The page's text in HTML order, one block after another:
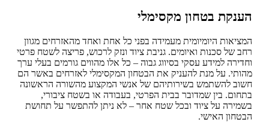
הענקת בטחון מקסימלי
המציאות היומיומית מעמידה בפני כל אחת ואחד מהאזרחים מגוון
רחב של סכנות ואיומים. גניבת ציוד ונזק לרכוש, פריצה לשטח פרטי
וחדירה למידע עסקי בסיווג גבוה – כל אלו מהווים גורמים בעלי ערך
מהותי. על מנת להעניק את הבטחון המקסימלי לאזרחים באשר הם
חשוב להשתמש בשירותיהם של אנשי המקצוע מהשורה הראשונה
בתחום. בין שמדובר בבית הפרטי, בעבודה או בשטח ציבורי,
בשמירה על ציוד ובכל שטח אחר – לא ניתן להתפשר על תחושת
הבטחון האישי.